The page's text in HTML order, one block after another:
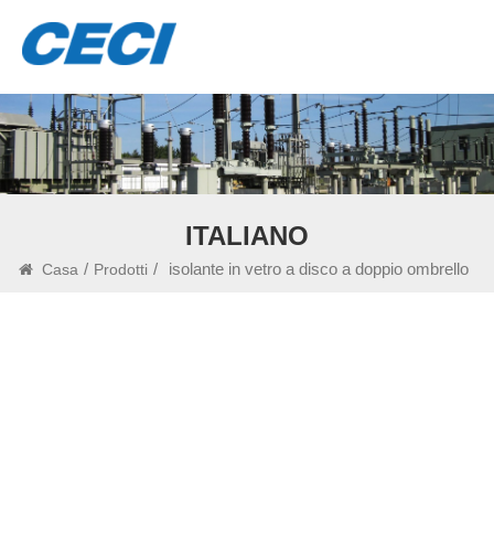
ITALIANO
Casa / Prodotti / isolante in vetro a disco a doppio ombrello